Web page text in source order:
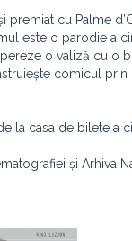
premiat cu Palme
este o parodie a
o valiză cu o
comicul
la casa de bilete a
și Arhiva